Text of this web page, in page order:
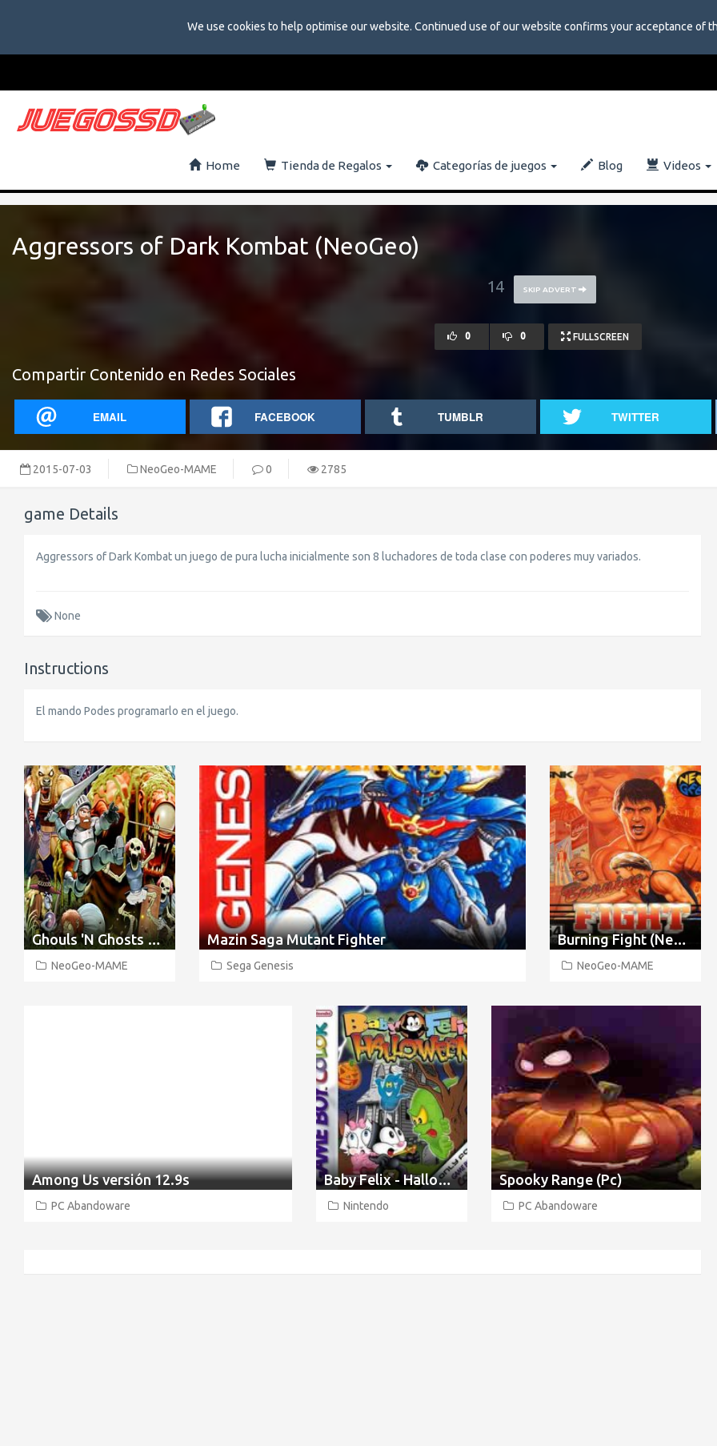
We use cookies to help optimise our website. Continued use of our website confirms your acceptance of
Home Tienda de Regalos Categorías de juegos Blog Videos
Aggressors of Dark Kombat (NeoGeo)
13 SKIP ADVERT
0 0 FULLSCREEN
Compartir Contenido en Redes Sociales
EMAIL FACEBOOK TUMBLR TWITTER
2015-07-03 NeoGeo-MAME 0 2785
game Details
Aggressors of Dark Kombat un juego de pura lucha inicialmente son 8 luchadores de toda clase con poderes muy variados.
None
Instructions
El mando Podes programarlo en el juego.
Ghouls 'N Ghosts Arcade
NeoGeo-MAME
Mazin Saga Mutant Fighter
Sega Genesis
Burning Fight (NeoGeo)
NeoGeo-MAME
Among Us versión 12.9s
PC Abandoware
Baby Felix - Halloween
Nintendo
Spooky Range (Pc)
PC Abandoware